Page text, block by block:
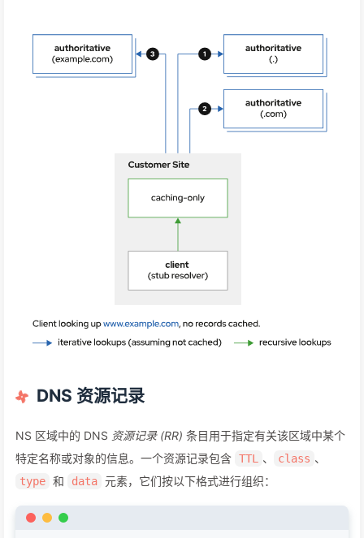
DNS 资源记录
NS 区域中的 DNS 资源记录 (RR) 条目用于指定有关该区域中某个
特定名称或对象的信息。一个资源记录包含 TTL 、 class 、
type 和 data 元素，它们按以下格式进行组织：